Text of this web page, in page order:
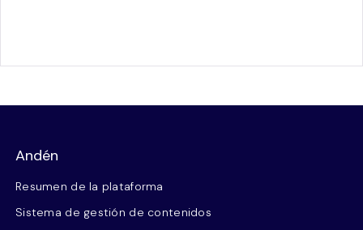
Andén
Resumen de la plataforma
Sistema de gestión de contenidos